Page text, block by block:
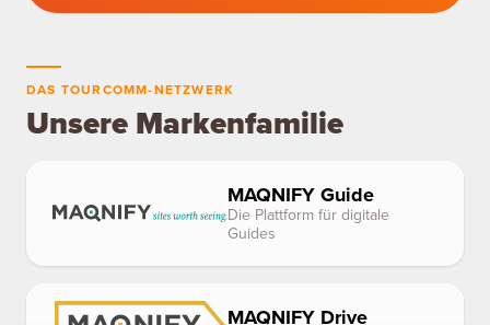
DAS TOURCOMM-NETZWERK
Unsere Markenfamilie
MAQNIFY Guide
Die Plattform für digitale
Guides
MAQNIFY Drive